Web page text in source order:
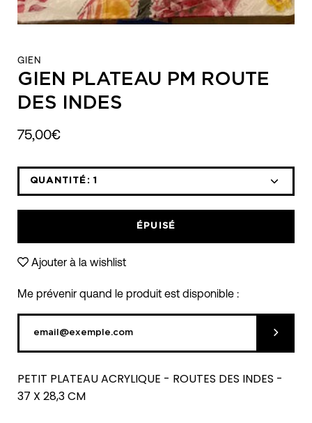
GIEN
GIEN PLATEAU PM ROUTE
DES INDES
75,00€
QUANTITÉ: 1
Icône
ÉPUISÉ
Ajouter à la wishlist
Me prévenir quand le produit est disponible :
PETIT PLATEAU ACRYLIQUE - ROUTES DES INDES -
37 X 28,3 CM